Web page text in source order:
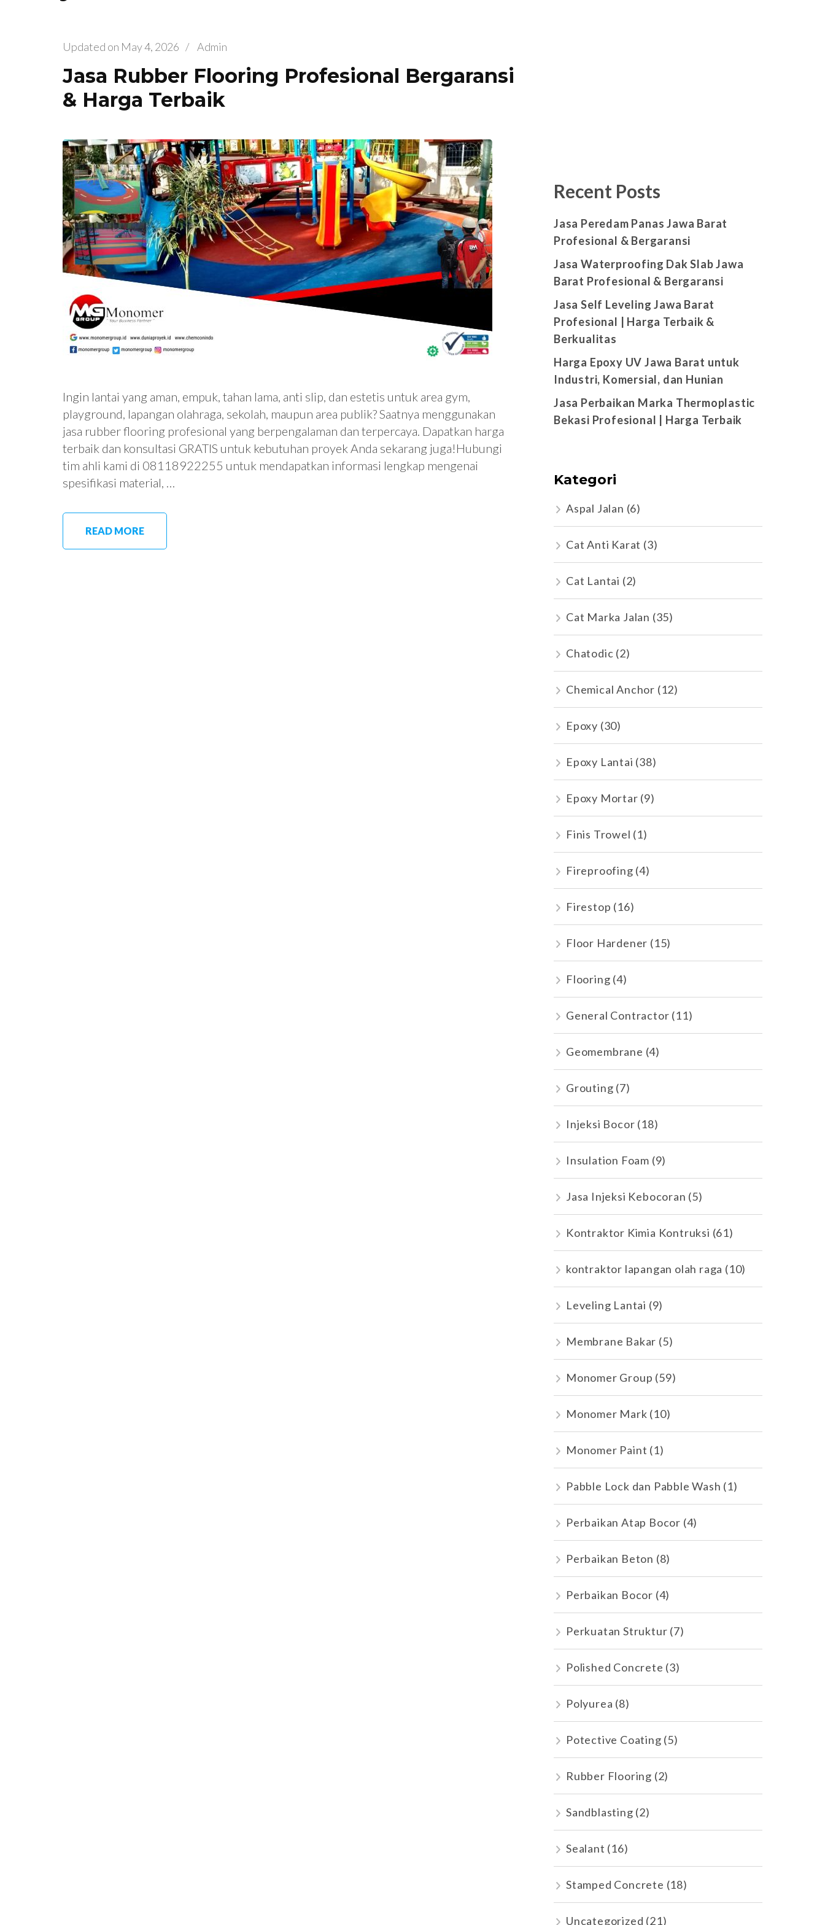
Updated on May 4, 2026 / Admin
Jasa Rubber Flooring Profesional Bergaransi
& Harga Terbaik
Ingin lantai yang aman, empuk, tahan lama, anti slip, dan estetis untuk area gym,
playground, lapangan olahraga, sekolah, maupun area publik? Saatnya menggunakan
jasa rubber flooring profesional yang berpengalaman dan terpercaya. Dapatkan harga
terbaik dan konsultasi GRATIS untuk kebutuhan proyek Anda sekarang juga!Hubungi
tim ahli kami di 08118922255 untuk mendapatkan informasi lengkap mengenai
spesifikasi material, …
READ MORE
Recent Posts
Jasa Peredam Panas Jawa Barat
Profesional & Bergaransi
Jasa Waterproofing Dak Slab Jawa
Barat Profesional & Bergaransi
Jasa Self Leveling Jawa Barat
Profesional | Harga Terbaik &
Berkualitas
Harga Epoxy UV Jawa Barat untuk
Industri, Komersial, dan Hunian
Jasa Perbaikan Marka Thermoplastic
Bekasi Profesional | Harga Terbaik
Kategori
Aspal Jalan (6)
Cat Anti Karat (3)
Cat Lantai (2)
Cat Marka Jalan (35)
Chatodic (2)
Chemical Anchor (12)
Epoxy (30)
Epoxy Lantai (38)
Epoxy Mortar (9)
Finis Trowel (1)
Fireproofing (4)
Firestop (16)
Floor Hardener (15)
Flooring (4)
General Contractor (11)
Geomembrane (4)
Grouting (7)
Injeksi Bocor (18)
Insulation Foam (9)
Jasa Injeksi Kebocoran (5)
Kontraktor Kimia Kontruksi (61)
kontraktor lapangan olah raga (10)
Leveling Lantai (9)
Membrane Bakar (5)
Monomer Group (59)
Monomer Mark (10)
Monomer Paint (1)
Pabble Lock dan Pabble Wash (1)
Perbaikan Atap Bocor (4)
Perbaikan Beton (8)
Perbaikan Bocor (4)
Perkuatan Struktur (7)
Polished Concrete (3)
Polyurea (8)
Potective Coating (5)
Rubber Flooring (2)
Sandblasting (2)
Sealant (16)
Stamped Concrete (18)
Uncategorized (21)